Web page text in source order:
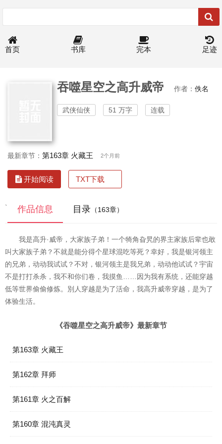
首页 书库 完本 足迹
吞噬星空之高升威帝 作者： 佚名
武侠仙侠 51 万字 连载
最新章节： 第163章 火藏王 2个月前
开始阅读 TXT下载
` 作品信息 目录 （163章）
我是高升·威帝，大家族子弟！一个犄角旮旯的界主家族后辈也敢
叫大家族子弟？不就是能分得个星球混吃等死？幸好，我是银河领主
的兄弟，动动我试试？不对，银河领主是我兄弟，动动他试试？宇宙
不是打打杀杀，我不和你们卷，我摸鱼……因为我有系统，还能穿越
低等世界偷偷修炼。別人穿越是为了活命，我高升威帝穿越，是为了
体验生活。
《吞噬星空之高升威帝》最新章节
第163章 火藏王
第162章 拜师
第161章 火之百解
第160章 混沌真灵